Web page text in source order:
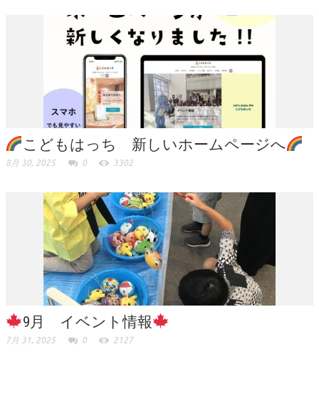
こどもはっち 新しいホームページへ
8月 30, 2025 0 3302
9月 イベント情報
7月 31, 2025 0 2127